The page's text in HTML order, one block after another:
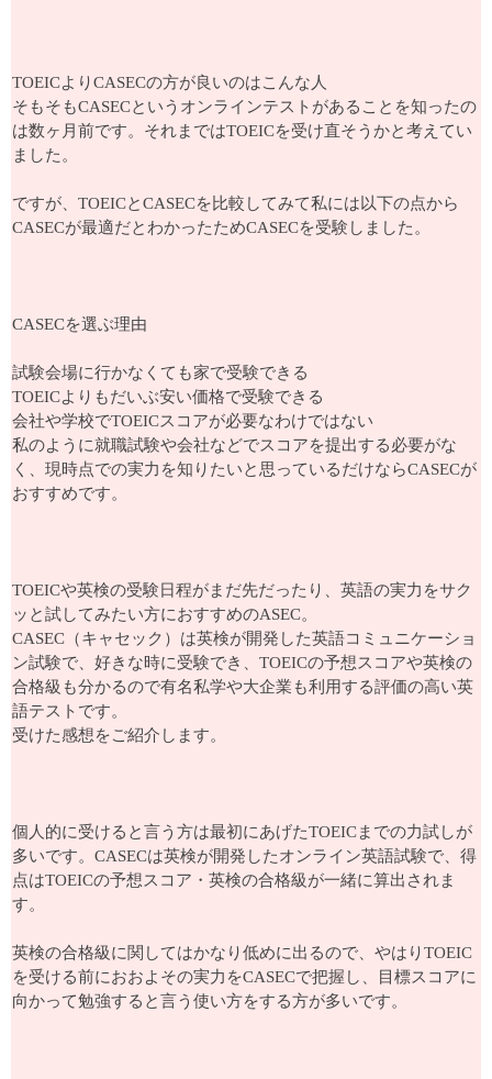
TOEICよりCASECの方が良いのはこんな人
そもそもCASECというオンラインテストがあることを知ったの
は数ヶ月前です。それまではTOEICを受け直そうかと考えてい
ました。
ですが、TOEICとCASECを比較してみて私には以下の点から
CASECが最適だとわかったためCASECを受験しました。
CASECを選ぶ理由
試験会場に行かなくても家で受験できる
TOEICよりもだいぶ安い価格で受験できる
会社や学校でTOEICスコアが必要なわけではない
私のように就職試験や会社などでスコアを提出する必要がな
く、現時点での実力を知りたいと思っているだけならCASECが
おすすめです。
TOEICや英検の受験日程がまだ先だったり、英語の実力をサク
ッと試してみたい方におすすめのASEC。
CASEC（キャセック）は英検が開発した英語コミュニケーショ
ン試験で、好きな時に受験でき、TOEICの予想スコアや英検の
合格級も分かるので有名私学や大企業も利用する評価の高い英
語テストです。
受けた感想をご紹介します。
個人的に受けると言う方は最初にあげたTOEICまでの力試しが
多いです。CASECは英検が開発したオンライン英語試験で、得
点はTOEICの予想スコア・英検の合格級が一緒に算出されま
す。
英検の合格級に関してはかなり低めに出るので、やはりTOEIC
を受ける前におおよその実力をCASECで把握し、目標スコアに
向かって勉強すると言う使い方をする方が多いです。